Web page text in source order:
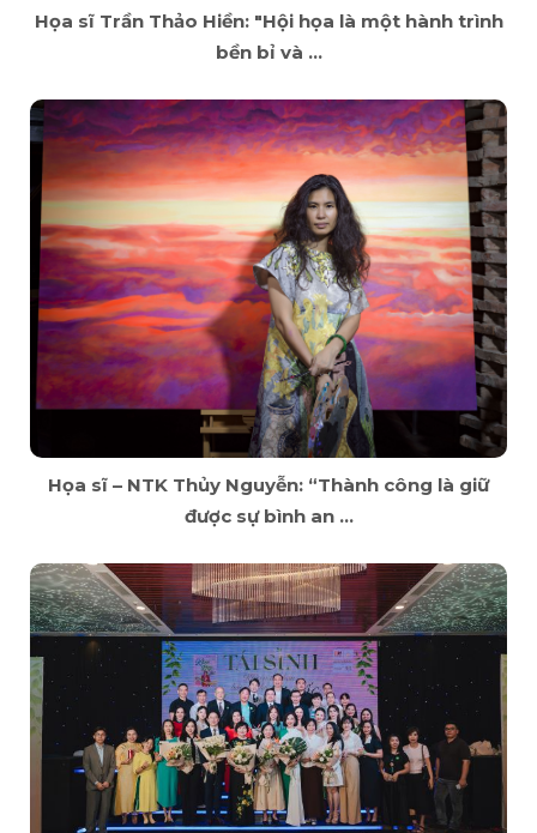
Họa sĩ Trần Thảo Hiền: "Hội họa là một hành trình
bền bỉ và ...
Họa sĩ – NTK Thủy Nguyễn: “Thành công là giữ
được sự bình an ...